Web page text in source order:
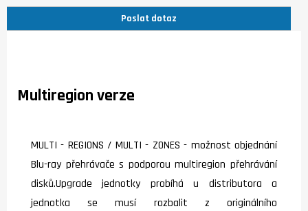
Poslat dotaz
Multiregion verze
MULTI - REGIONS / MULTI - ZONES - možnost objednání
Blu-ray přehrávače s podporou multiregion přehrávání
disků.Upgrade jednotky probíhá u distributora a
jednotka se musí rozbalit z originálního